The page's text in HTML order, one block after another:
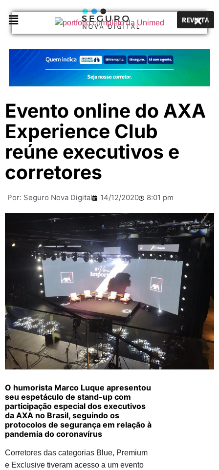
REVISTA
Evento online do AXA
Experience Club
reúne executivos e
corretores
Por: Seguro Nova Digital 14/12/2020 8:01 pm
O humorista Marco Luque apresentou
seu espetáculo de stand-up com
participação especial dos executivos
da AXA no Brasil, seguindo os
protocolos de segurança em relação à
pandemia do coronavírus
Corretores das categorias Blue, Premium
e Exclusive tiveram acesso a um evento